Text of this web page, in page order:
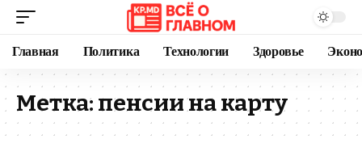
Главная Политика Технологии Здоровье
Метка: пенсии на карту